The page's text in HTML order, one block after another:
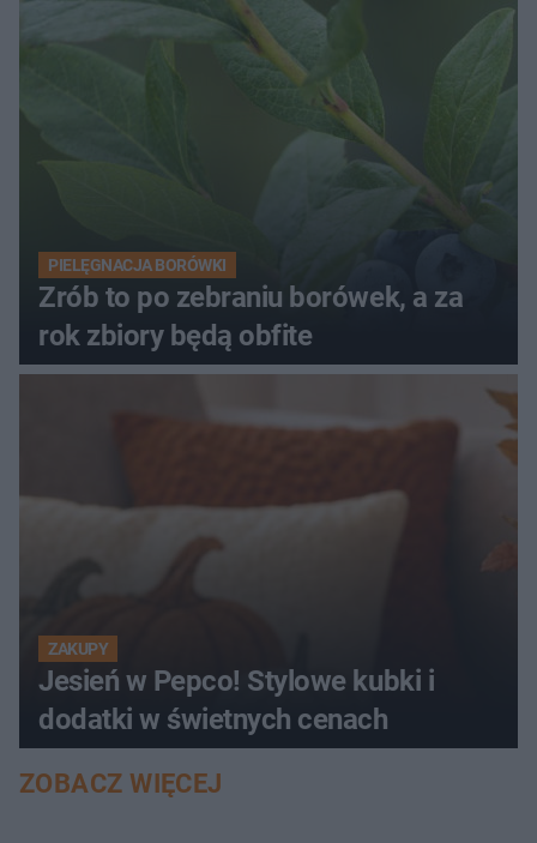
PIELĘGNACJA BORÓWKI
Zrób to po zebraniu borówek, a za
rok zbiory będą obfite
ZAKUPY
Jesień w Pepco! Stylowe kubki i
dodatki w świetnych cenach
ZOBACZ WIĘCEJ